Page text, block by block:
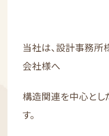
当社は、設計事務所
会社様へ
構造関連を中心とし
す。